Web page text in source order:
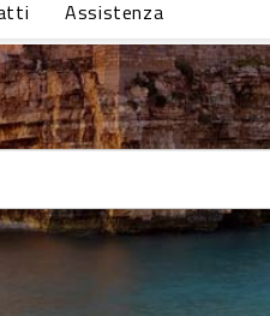
Assistenza